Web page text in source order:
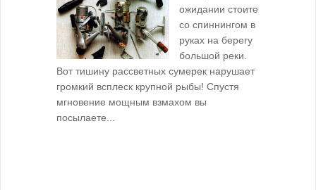
ожидании стоите
со спиннингом в
руках на берегу
большой реки.
Вот тишину рассветных сумерек нарушает
громкий всплеск крупной рыбы! Спустя
мгновение мощным взмахом вы
посылаете...